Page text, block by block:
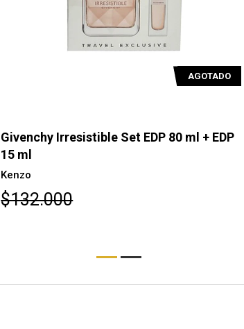
AGOTADO
Givenchy Irresistible Set EDP 80 ml + EDP
15 ml
Kenzo
$132.000